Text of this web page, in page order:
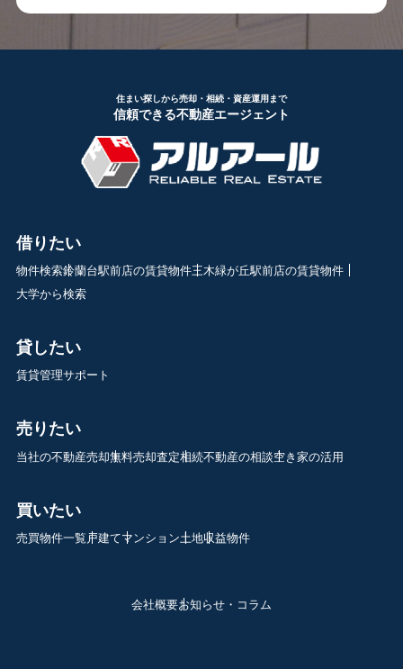
住まい探しから売却・相続・資産運用まで
信頼できる不動産エージェント
借りたい
物件検索鈴蘭台駅前店の賃貸物件三木緑が丘駅前店の賃貸物件
大学から検索
貸したい
賃貸管理サポート
売りたい
当社の不動産売却無料売却査定相続不動産の相談空き家の活用
買いたい
売買物件一覧戸建てマンション土地収益物件
会社概要お知らせ・コラム